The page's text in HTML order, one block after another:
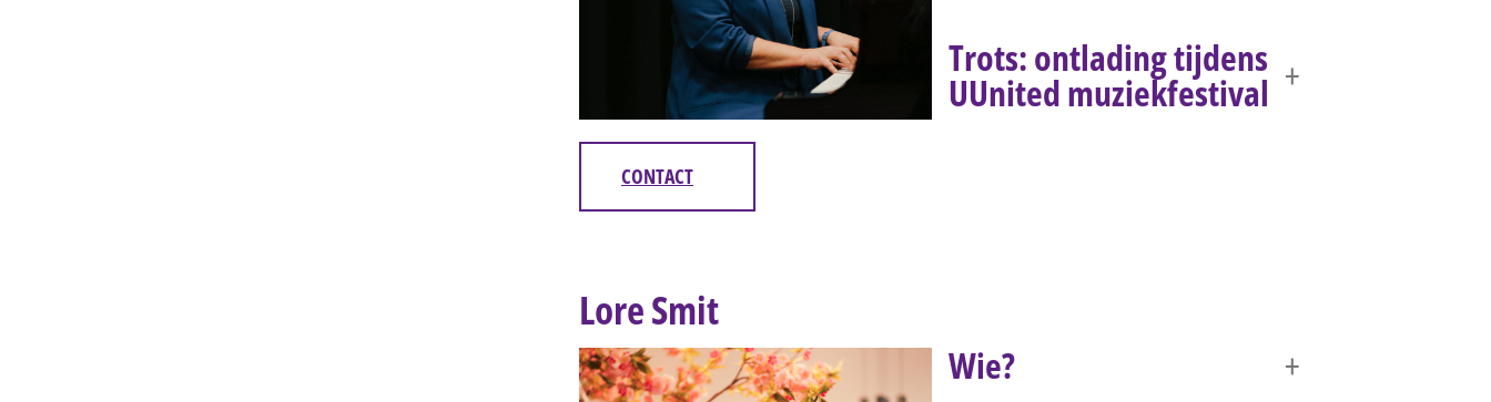
CONTACT
Trots: ontlading tijdens
UUnited muziekfestival
Lore Smit
Wie?